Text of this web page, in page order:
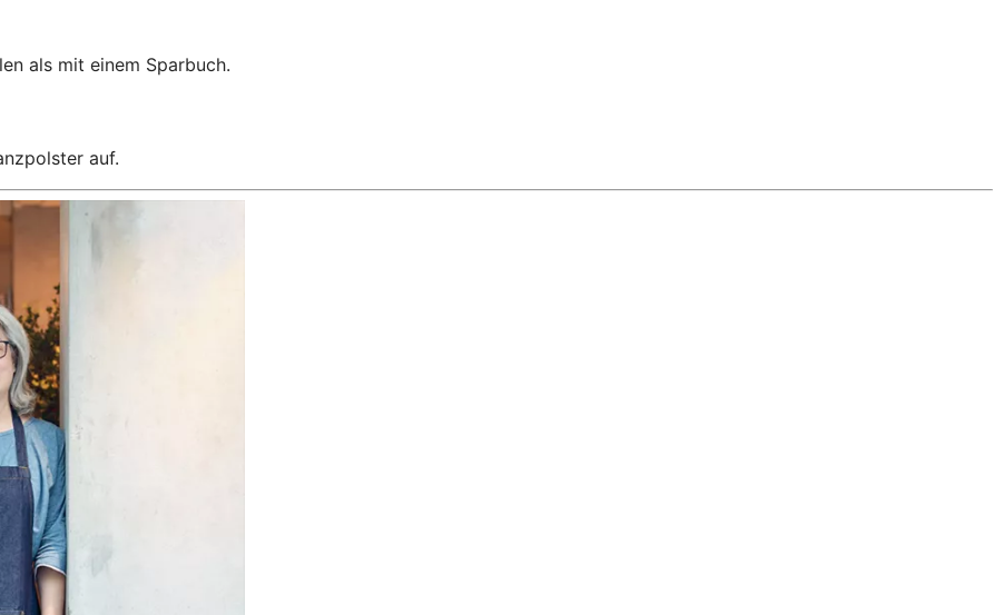
als mit einem Sparbuch.
auf.